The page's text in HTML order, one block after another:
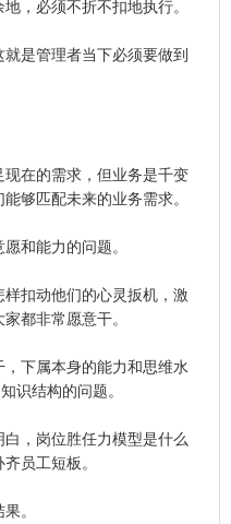
，必须不折不扣地执行。
是管理者当下必须要做到
在的需求，但业务是千变
够匹配未来的业务需求。
和能力的问题。
扣动他们的心灵扳机，激
都非常愿意干。
下属本身的能力和思维水
识结构的问题。
，岗位胜任力模型是什么
员工短板。
。